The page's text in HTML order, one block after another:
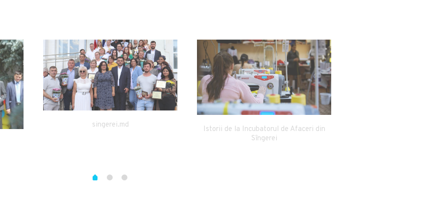
singerei.md
Istorii de la Incubatorul de Afaceri din
Sîngerei